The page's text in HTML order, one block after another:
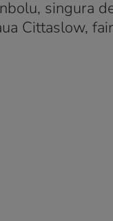
singura
Cittaslow,